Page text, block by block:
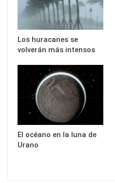
Los huracanes se
volverán más intensos
El océano en la luna de
Urano